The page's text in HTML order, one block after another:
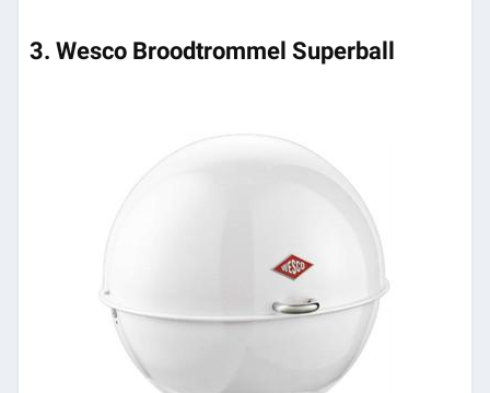
3. Wesco Broodtrommel Superball